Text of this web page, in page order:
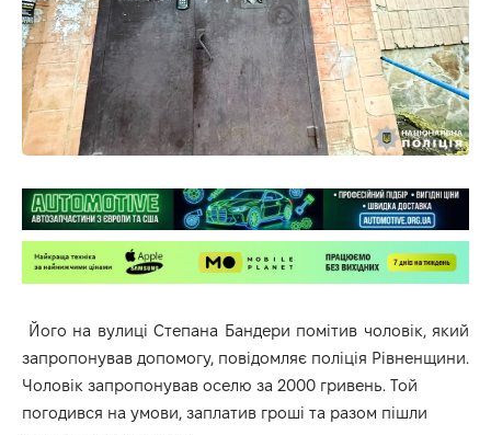
Його на вулиці Степана Бандери помітив чоловік, який
запропонував допомогу, повідомляє поліція Рівненщини.
Чоловік запропонував оселю за 2000 гривень. Той
погодився на умови, заплатив гроші та разом пішли